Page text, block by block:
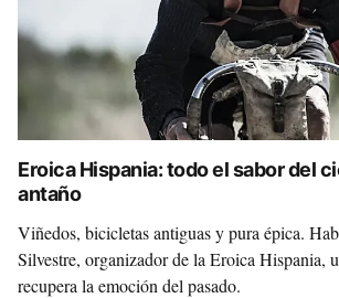
Eroica Hispania: todo el sabor del
antaño
Viñedos, bicicletas antiguas y pura épica.
Silvestre, organizador de la Eroica Hispania,
recupera la emoción del pasado.